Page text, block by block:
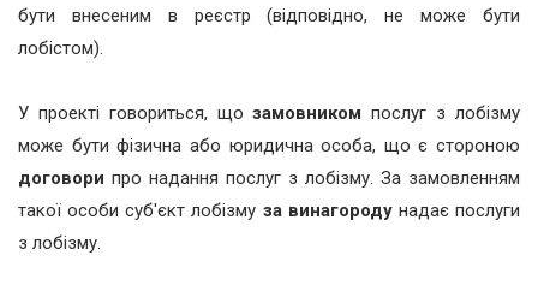
бути внесеним в реєстр (відповідно, не може бути
лобістом).
У проекті говориться, щозамовником послуг з лобізму
може бути фізична або юридична особа, що є стороною
договори про надання послуг з лобізму. За замовленням
такої особи суб'єкт лобізму за винагородунадає послуги
з лобізму.